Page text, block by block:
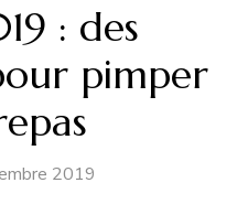
: des
pimper
2019